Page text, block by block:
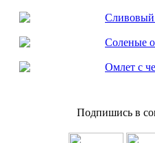
Сливовый
Соленые
Омлет с
Подпишись в